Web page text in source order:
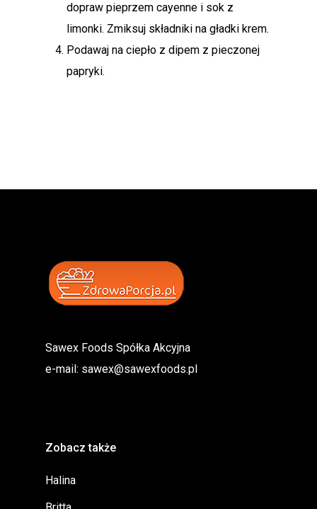
dopraw pieprzem cayenne i sok z
limonki. Zmiksuj składniki na gładki krem.
Podawaj na ciepło z dipem z pieczonej
papryki.
Sawex Foods Spółka Akcyjna
e-mail: sawex@sawexfoods.pl
Zobacz także
Halina